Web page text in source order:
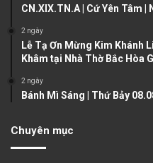
CN.XIX.TN.A | Cứ Yên Tâm |
2 ngày
Lễ Tạ Ơn Mừng Kim Khánh
Khâm tại Nhà Thờ Bắc Hòa
2 ngày
Bánh Mì Sáng | Thứ Bảy
Chuyên mục